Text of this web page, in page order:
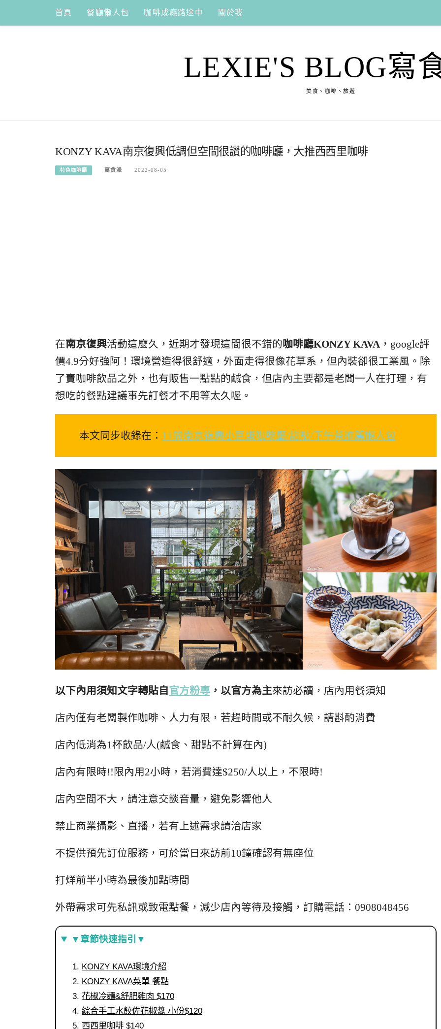
content
首頁 餐廳懶人包 咖啡成癮路途中 關於我
LEXIE'S BLOG寫
美食、咖啡、旅遊
KONZY KAVA南京復興低調但空間很讚的咖啡廳，大推西西里咖啡
特色咖啡廳 寫食派 2022-08-05
在南京復興活動這麼久，近期才發現這間很不錯的咖啡廳KONZY KAVA ，google評
價4.9分好強阿！環境營造得很舒適，外面走得很像花草系，但內裝卻很工業風。除
了賣咖啡飲品之外，也有販售一點點的鹹食，但店內主要都是老闆一人在打理，有
想吃的餐點建議事先訂餐才不用等太久喔。
本文同步收錄在： 11間南京復興小巨蛋咖啡廳/甜點/下午茶推薦懶人包
以下內用須知文字轉貼自官方粉專 ，以官方為主來訪必讀，店內用餐須知
店內僅有老闆製作咖啡、人力有限，若趕時間或不耐久候，請斟酌消費
店內低消為1杯飲品/人(鹹食、甜點不計算在內)
店內有限時!!限內用2小時，若消費達$250/人以上，不限時!
店內空間不大，請注意交談音量，避免影響他人
禁止商業攝影、直播，若有上述需求請洽店家
不提供預先訂位服務，可於當日來訪前10鐘確認有無座位
打烊前半小時為最後加點時間
外帶需求可先私訊或致電點餐，減少店內等待及接觸，訂購電話：0908048456
▼章節快速指引▼
KONZY KAVA環境介紹
KONZY KAVA菜單 餐點
花椒冷麵&舒肥雞肉 $170
綜合手工水餃佐花椒醬 小份$120
西西里咖啡 $140